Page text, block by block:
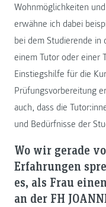
Wohnmöglichkeiten
erwähne ich dabei
bei dem Studierende in
einem Tutor oder einer
Einstiegshilfe für die
Prüfungsvorbereitung
auch, dass die
und Bedürfnisse der
Wo wir gerade
Erfahrungen
es, als Frau
an der FH